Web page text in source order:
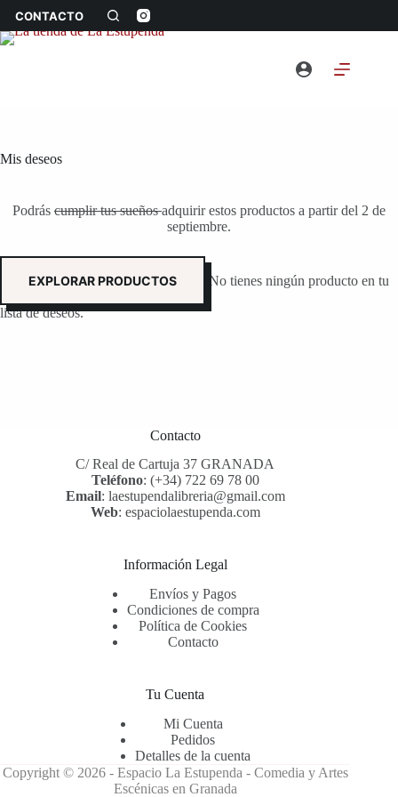
contenido
CONTACTO
Mis deseos
Podrás cumplir tus sueñosadquirir estos productos a partir del 2 de
septiembre.
EXPLORAR PRODUCTOS No tienes ningún producto en tu
lista de deseos.
Contacto
C/ Real de Cartuja 37 GRANADA
Teléfono: (+34) 722 69 78 00
Email: laestupendalibreria@gmail.com
Web: espaciolaestupenda.com
Información Legal
Envíos y Pagos
Condiciones de compra
Política de Cookies
Contacto
Tu Cuenta
Mi Cuenta
Pedidos
Detalles de la cuenta
Copyright © 2026 - Espacio La Estupenda - Comedia y Artes
Escénicas en Granada